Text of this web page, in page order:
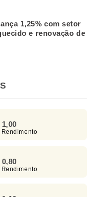
1,25% com setor
e renovação de
1,00
Rendimento
0,80
Rendimento